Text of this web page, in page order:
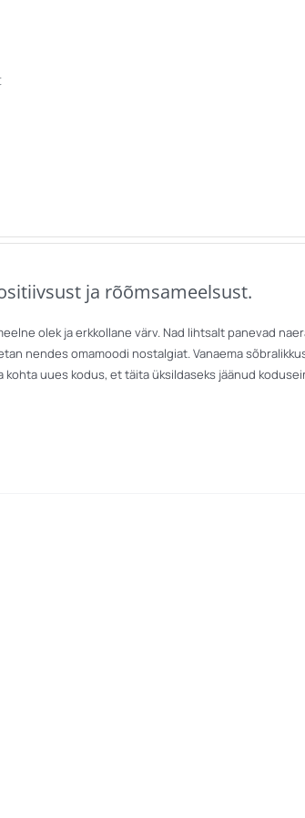
ja rõõmsameelsust.
olek ja erkkollane värv. Nad lihtsalt panevad
nendes omamoodi nostalgiat. Vanaema
uues kodus, et täita üksildaseks jäänud